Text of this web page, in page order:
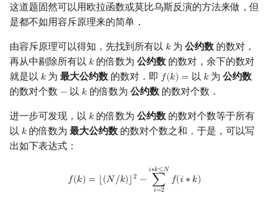
这道题固然可以用欧拉函数或莫比乌斯反演的方法来做，但
是都不如用容斥原理来的简单．
由容斥原理可以得知，先找到所有以 𝑘
k 为公约数 的数对，
再从中剔除所有以 𝑘
k 的倍数为公约数 的数对，余下的数对
就是以 𝑘
k 为最大公约数 的数对．即 𝑓(𝑘) =
f(k)= 以 𝑘
k 为公约数
的数对个数 −
− 以 𝑘
k 的倍数为 公约数的数对个数．
进一步可发现，以 𝑘
k 的倍数为公约数 的数对个数等于所有
以 𝑘
k 的倍数为最大公约数 的数对个数之和．于是，可以写
出如下表达式：
𝑓(𝑘) = ⌊(𝑁/𝑘)⌋2 −
𝑖∗𝑘≤𝑁
∑
𝑖=2
𝑓(𝑖 ∗ 𝑘)
∗k≤N